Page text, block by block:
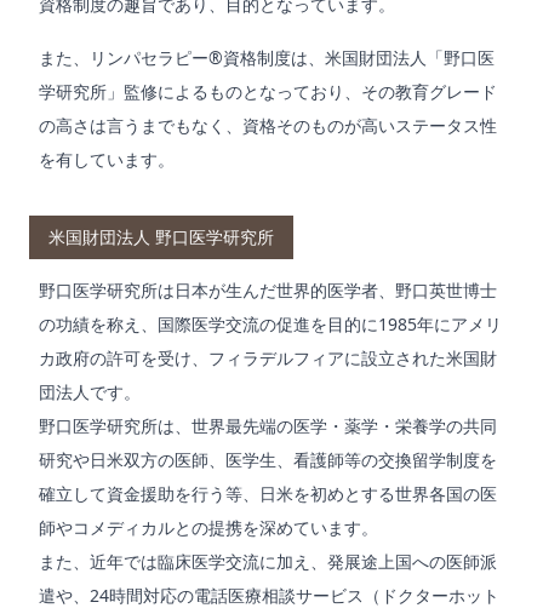
また、リンパセラピー®資格制度は、米国財団法人「野口医
学研究所」監修によるものとなっており、その教育グレード
の高さは言うまでもなく、資格そのものが高いステータス性
を有しています。
米国財団法人 野口医学研究所
野口医学研究所は日本が生んだ世界的医学者、野口英世博士
の功績を称え、国際医学交流の促進を目的に1985年にアメリ
カ政府の許可を受け、フィラデルフィアに設立された米国財
団法人です。
野口医学研究所は、世界最先端の医学・薬学・栄養学の共同
研究や日米双方の医師、医学生、看護師等の交換留学制度を
確立して資金援助を行う等、日米を初めとする世界各国の医
師やコメディカルとの提携を深めています。
また、近年では臨床医学交流に加え、発展途上国への医師派
遣や、24時間対応の電話医療相談サービス（ドクターホット